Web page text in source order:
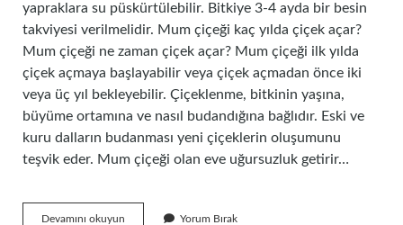
yapraklara su püskürtülebilir. Bitkiye 3-4 ayda bir besin
takviyesi verilmelidir. Mum çiçeği kaç yılda çiçek açar?
Mum çiçeği ne zaman çiçek açar? Mum çiçeği ilk yılda
çiçek açmaya başlayabilir veya çiçek açmadan önce iki
veya üç yıl bekleyebilir. Çiçeklenme, bitkinin yaşına,
büyüme ortamına ve nasıl budandığına bağlıdır. Eski ve
kuru dalların budanması yeni çiçeklerin oluşumunu
teşvik eder. Mum çiçeği olan eve uğursuzluk getirir…
Devamını okuyun Yorum Bırak